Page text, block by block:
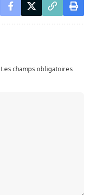
Les champs obligatoires